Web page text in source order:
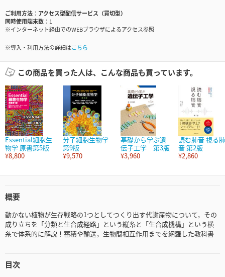
ご利用方法
アクセス型配信サービス（買切型）
同時使用端末数
1
※インターネット経由でのWEBブラウザによるアクセス参照
※導入・利用方法の詳細はこちら
この商品を買った人は、こんな商品も買っています。
Essential細胞生
物学 原書第5版
¥8,800
分子細胞生物学
第9版
¥9,570
基礎から学ぶ遺
伝子工学 第3版
¥3,960
読む肺音 視る肺
音 第2版
¥2,860
概要
動かない植物が生存戦略の1つとしてつくり出す代謝産物について，その
成り立ちを「分類と生合成経路」という縦糸と「生合成機構」という横
糸で体系的に解説！蓄積や輸送，生物間相互作用までを網羅した教科書
目次